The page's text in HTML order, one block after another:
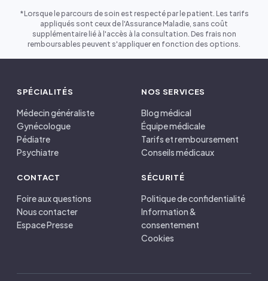
*Lorsque le parcours de soin est respecté par le patient. Les tarifs
appliqués sont ceux de l'Assurance Maladie, sans coût
supplémentaire lié à l'accès à la consultation. Des frais non
remboursables peuvent s'appliquer en fonction des options.
SPÉCIALITÉS
Médecin généraliste
Gynécologue
Pédiatre
Psychiatre
NOS SERVICES
Blog médical
Équipe médicale
Tarifs et remboursement
Conseils médicaux
CONTACT
Foire aux questions
Nous contacter
Espace Presse
SÉCURITÉ
Politique de confidentialité
Information &
consentement
Cookies